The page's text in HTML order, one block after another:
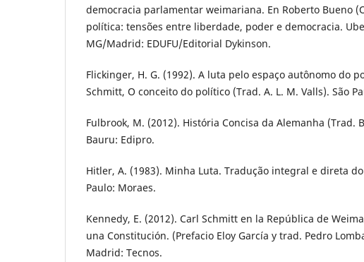
democracia parlamentar weimariana. En Roberto Bueno
política: tensões entre liberdade, poder e democracia.
MG/Madrid: EDUFU/Editorial Dykinson.
Flickinger, H. G. (1992). A luta pelo espaço autônomo do
Schmitt, O conceito do político (Trad. A. L. M. Valls). São
Fulbrook, M. (2012). História Concisa da Alemanha (Trad.
Bauru: Edipro.
Hitler, A. (1983). Minha Luta. Tradução integral e direta
Paulo: Moraes.
Kennedy, E. (2012). Carl Schmitt en la República de
una Constitución. (Prefacio Eloy García y trad. Pedro
Madrid: Tecnos.